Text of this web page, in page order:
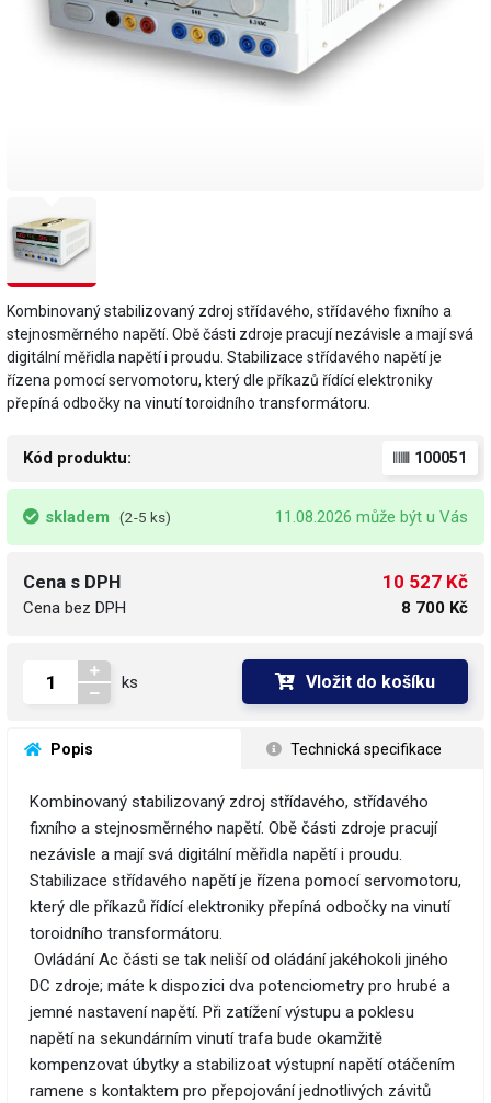
Kombinovaný stabilizovaný zdroj střídavého, střídavého fixního a
stejnosměrného napětí. Obě části zdroje pracují nezávisle a mají svá
digitální měřidla napětí i proudu. Stabilizace střídavého napětí je
řízena pomocí servomotoru, který dle příkazů řídící elektroniky
přepíná odbočky na vinutí toroidního transformátoru.
Kód produktu: 100051
skladem (2-5 ks) 11.08.2026 může být u Vás
Cena s DPH
Cena bez DPH
10 527 Kč
8 700 Kč
ks Vložit do košíku
Popis Technická specifikace
Kombinovaný stabilizovaný zdroj střídavého, střídavého
fixního a stejnosměrného napětí. Obě části zdroje pracují
nezávisle a mají svá digitální měřidla napětí i proudu.
Stabilizace střídavého napětí je řízena pomocí servomotoru,
který dle příkazů řídící elektroniky přepíná odbočky na vinutí
toroidního transformátoru.
Ovládání Ac části se tak neliší od oládání jakéhokoli jiného
DC zdroje; máte k dispozici dva potenciometry pro hrubé a
jemné nastavení napětí. Při zatížení výstupu a poklesu
napětí na sekundárním vinutí trafa bude okamžitě
kompenzovat úbytky a stabilizoat výstupní napětí otáčením
ramene s kontaktem pro přepojování jednotlivých závitů